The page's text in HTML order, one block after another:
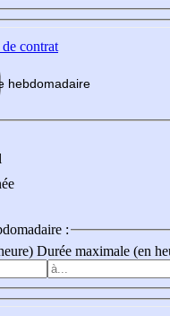
contrat
hebdomadaire
:
Durée maximale (en